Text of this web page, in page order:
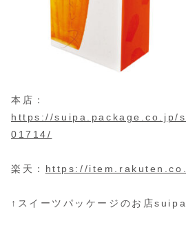
本店：
https://suipa.package.co.jp/
01714/
楽天： https://
↑スイーツパッケージのお店suipa